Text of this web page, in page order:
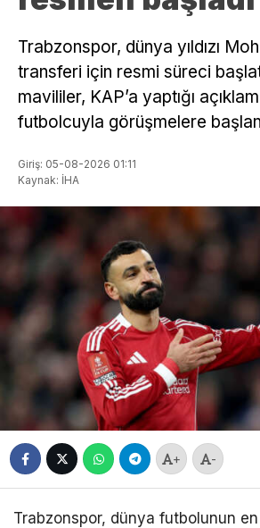
Trabzonspor, dünya yıldızı
transferi için resmi süreci
mavililer, KAP’a yaptığı
futbolcuyla görüşmelere
Giriş: 05-08-2026 01:11
Kaynak: İHA
+ -
Trabzonspor, dünya futbolunun